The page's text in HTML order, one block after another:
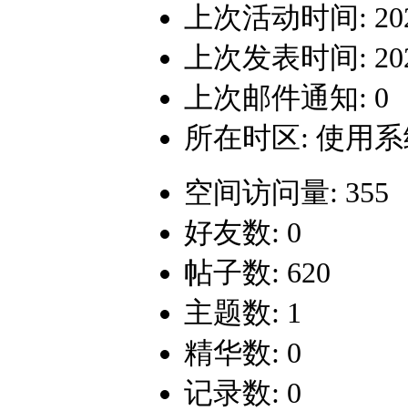
上次活动时间:
上次发表时间:
上次邮件通知: 0
所在时区: 使用
空间访问量: 355
好友数: 0
帖子数: 620
主题数: 1
精华数: 0
记录数: 0